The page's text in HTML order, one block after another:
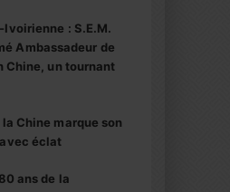
: S.E.M.
Ambassadeur de
Chine, un tournant
la Chine marque son
éclat
ans de la